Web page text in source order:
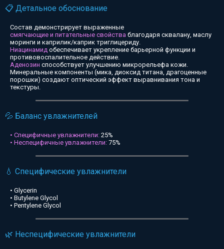
📋 Детальное обоснование
Состав демонстрирует выраженные
смягчающие и питательные свойства благодаря сквалану, маслу
моринги и каприлик/каприк триглицериду.
Ниацинамид обеспечивает укрепление барьерной функции и
противовоспалительное действие.
Аденозин способствует улучшению микрорельефа кожи.
Минеральные компоненты (мика, диоксид титана, драгоценные
порошки) создают оптический эффект выравнивания тона и
текстуры.
💦 Баланс увлажнителей
• Специфичные увлажнители: 25%
• Неспецифичные увлажнители: 75%
💧 Специфические увлажнители
• Glycerin
• Butylene Glycol
• Pentylene Glycol
🌿 Неспецифические увлажнители